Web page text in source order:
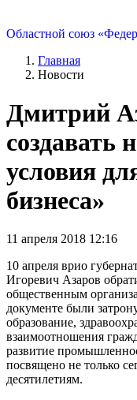
Областной союз
Главная
Новости
Дмитрий
создавать
условия
бизнеса»
11 апреля 2018 12:16
10 апреля врио
Игоревич Азаров
общественным
документе были
образование,
взаимоотношения
развитие
посвящено не только
десятилетиям.